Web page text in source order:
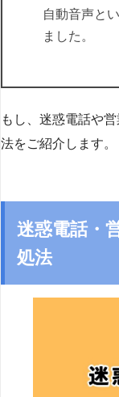
自動音声と
ました。
もし、迷惑電話や
法をご紹介します。
迷惑電話・
処法